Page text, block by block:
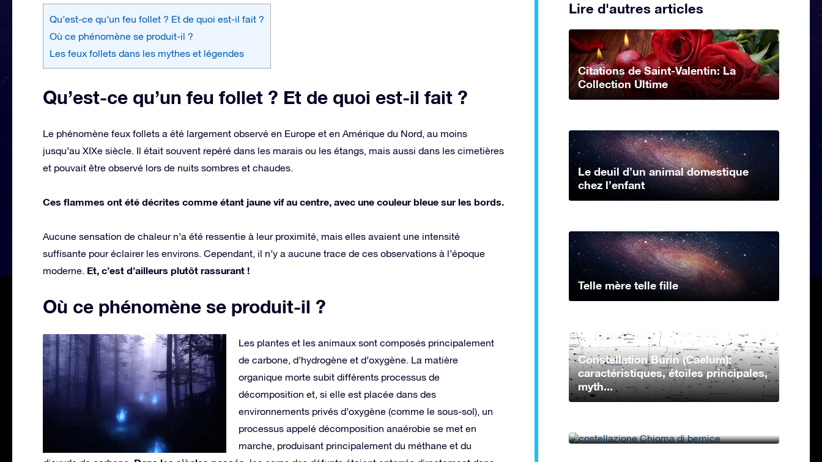
Qu’est-ce qu’un feu follet ? Et de quoi est-il fait ?
Où ce phénomène se produit-il ?
Les feux follets dans les mythes et légendes
Qu’est-ce qu’un feu follet ? Et de quoi est-il fait ?
Le phénomène feux follets a été largement observé en Europe et en Amérique du Nord, au moins
jusqu’au XIXe siècle. Il était souvent repéré dans les marais ou les étangs, mais aussi dans les cimetières
et pouvait être observé lors de nuits sombres et chaudes.
Ces flammes ont été décrites comme étant jaune vif au centre, avec une couleur bleue sur les bords.
Aucune sensation de chaleur n’a été ressentie à leur proximité, mais elles avaient une intensité
suffisante pour éclairer les environs. Cependant, il n’y a aucune trace de ces observations à l’époque
moderne. Et, c’est d’ailleurs plutôt rassurant !
Où ce phénomène se produit-il ?
Les plantes et les animaux sont composés principalement
de carbone, d’hydrogène et d’oxygène. La matière
organique morte subit différents processus de
décomposition et, si elle est placée dans des
environnements privés d’oxygène (comme le sous-sol), un
processus appelé décomposition anaérobie se met en
marche, produisant principalement du méthane et du
Lire d'autres articles
Citations de Saint-Valentin: La
Collection Ultime
Le deuil d’un animal domestique
chez l’enfant
Telle mère telle fille
Constellation Burin (Caelum):
caractéristiques, étoiles principales,
myth...
Constellation Chevelure de